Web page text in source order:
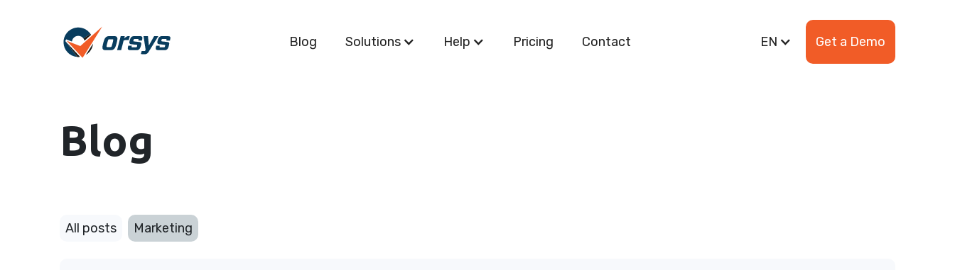
Blog Solutions Help Pricing Contact EN Get a Demo
Blog
All posts Marketing